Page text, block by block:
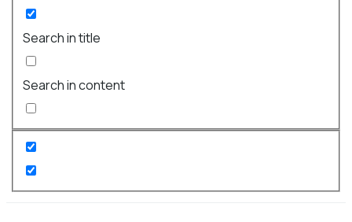
Search in title
Search in content